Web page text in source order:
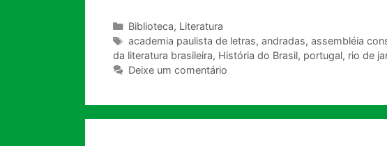
Categorias
Biblioteca, Literatura
Tags
academia paulista de letras, andradas, assembléia
da literatura brasileira, História do Brasil, portugal, rio de
Deixe um comentário